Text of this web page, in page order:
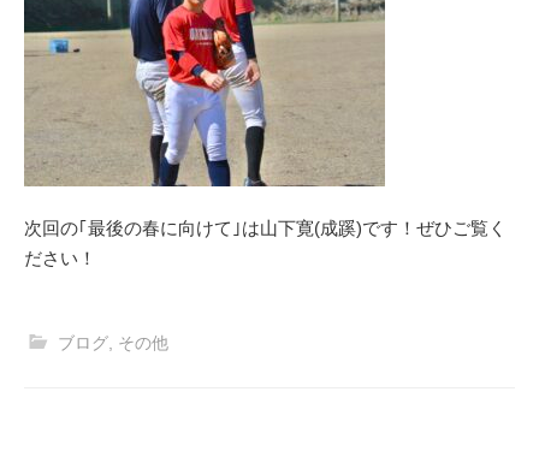
次回の｢最後の春に向けて｣は山下寛(成蹊)です！ぜひご覧く
ださい！
ブログ その他